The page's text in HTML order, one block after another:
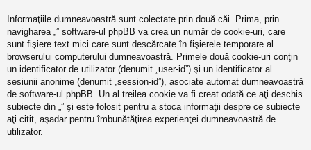
Informaţiile dumneavoastră sunt colectate prin două căi. Prima, prin
navigharea „” software-ul phpBB va crea un număr de cookie-uri, care
sunt fişiere text mici care sunt descărcate în fişierele temporare al
browserului computerului dumneavoastră. Primele două cookie-uri conţin
un identificator de utilizator (denumit „user-id”) şi un identificator al
sesiunii anonime (denumit „session-id”), asociate automat dumneavoastră
de software-ul phpBB. Un al treilea cookie va fi creat odată ce aţi deschis
subiecte din „” şi este folosit pentru a stoca informaţii despre ce subiecte
aţi citit, aşadar pentru îmbunătăţirea experienţei dumneavoastră de
utilizator.